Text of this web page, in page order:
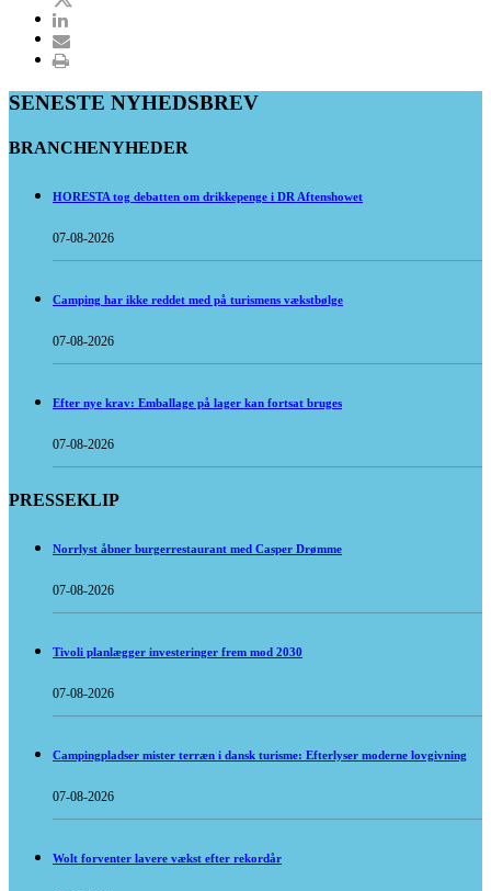
SENESTE NYHEDSBREV
BRANCHENYHEDER
HORESTA tog debatten om drikkepenge i DR Aftenshowet
07-08-2026
Camping har ikke reddet med på turismens vækstbølge
07-08-2026
Efter nye krav: Emballage på lager kan fortsat bruges
07-08-2026
PRESSEKLIP
Norrlyst åbner burgerrestaurant med Casper Drømme
07-08-2026
Tivoli planlægger investeringer frem mod 2030
07-08-2026
Campingpladser mister terræn i dansk turisme: Efterlyser moderne lovgivning
07-08-2026
Wolt forventer lavere vækst efter rekordår